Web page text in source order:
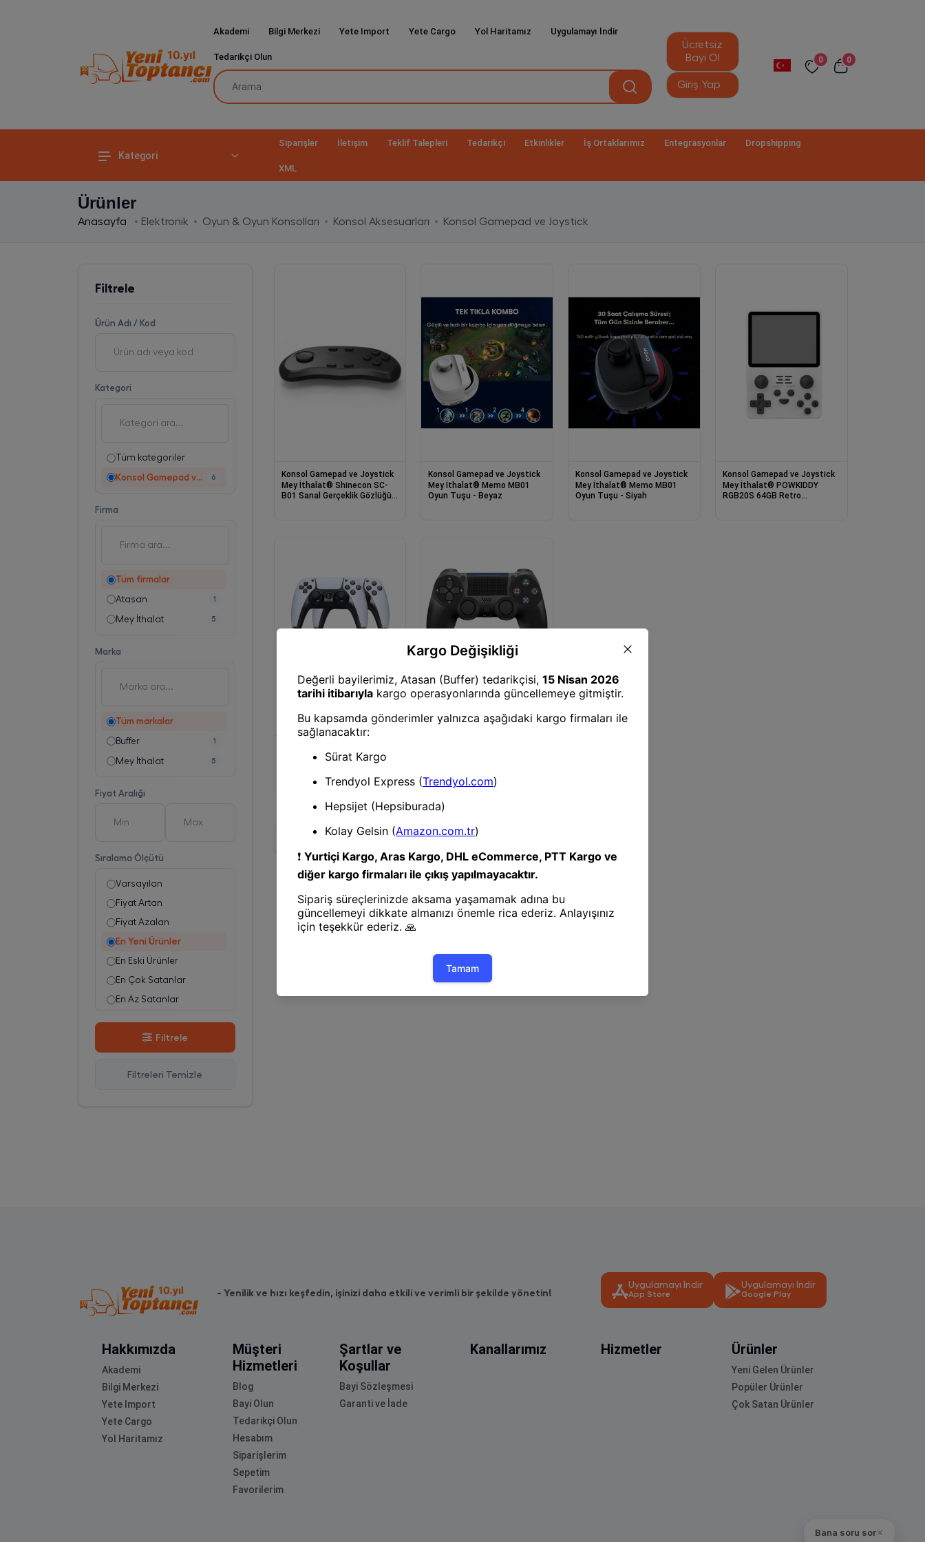
Bana soru sor✕
Akademi Bilgi Merkezi Yete Import Yete Cargo Yol Haritamız Uygulamayı İndir
Tedarikçi Olun
Ücretsiz
Bayi Ol
Giriş Yap
0 0
Kategori
Siparişler İletişim Teklif Talepleri Tedarikçi Etkinlikler İş Ortaklarımız Entegrasyonlar Dropshipping
XML
Ürünler
Anasayfa Elektronik Oyun & Oyun Konsolları Konsol Aksesuarları Konsol Gamepad ve Joystick
Filtrele
Ürün Adı / Kod
Kategori
Tüm kategoriler
Konsol Gamepad ve Joystick 6
Firma
Tüm firmalar
Atasan 1
Mey İthalat 5
Marka
Tüm markalar
Buffer 1
Mey İthalat 5
Fiyat Aralığı
Sıralama Ölçütü
Varsayılan
Fiyat Artan
Fiyat Azalan
En Yeni Ürünler
En Eski Ürünler
En Çok Satanlar
En Az Satanlar
Stok Artan
En Çok Favorilenen
Filtrele
Filtreleri Temizle
Konsol Gamepad ve Joystick
Mey İthalat® Shinecon SC-
B01 Sanal Gerçeklik Gözlüğü
Konsol Gamepad ve Joystick
Mey İthalat® Memo MB01
Oyun Tuşu - Beyaz
Konsol Gamepad ve Joystick
Mey İthalat® Memo MB01
Oyun Tuşu - Siyah
Konsol Gamepad ve Joystick
Mey İthalat® POWKIDDY
RGB20S 64GB Retro
Mey İthalat® Y5 64GB
Stick - Beyaz
Konsol Gamepad ve Joystick
Bluetooth Kablosuz Gamepad
Analog Joystick, PC & Mobil
Uyumlu Oyun Kolu
- Yenilik ve hızı keşfedin, işinizi daha etkili ve verimli bir şekilde yönetin!
Uygulamayı İndir
App Store
Uygulamayı İndir
Google Play
Hakkımızda
Akademi
Bilgi Merkezi
Yete Import
Yete Cargo
Yol Haritamız
Müşteri
Hizmetleri
Blog
Bayi Olun
Tedarikçi Olun
Hesabım
Siparişlerim
Sepetim
Favorilerim
Şartlar ve
Koşullar
Bayi Sözleşmesi
Garanti ve İade
Kanallarımız Hizmetler Ürünler
Yeni Gelen Ürünler
Popüler Ürünler
Çok Satan Ürünler